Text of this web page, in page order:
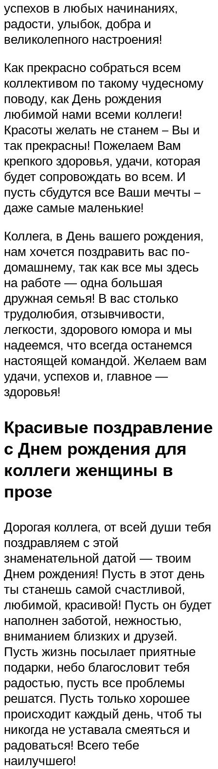
успехов в любых начинаниях,
радости, улыбок, добра и
великолепного настроения!
Как прекрасно собраться всем
коллективом по такому чудесному
поводу, как День рождения
любимой нами всеми коллеги!
Красоты желать не станем – Вы и
так прекрасны! Пожелаем Вам
крепкого здоровья, удачи, которая
будет сопровождать во всем. И
пусть сбудутся все Ваши мечты –
даже самые маленькие!
Коллега, в День вашего рождения,
нам хочется поздравить вас по-
домашнему, так как все мы здесь
на работе — одна большая
дружная семья! В вас столько
трудолюбия, отзывчивости,
легкости, здорового юмора и мы
надеемся, что всегда останемся
настоящей командой. Желаем вам
удачи, успехов и, главное —
здоровья!
Красивые поздравление
с Днем рождения для
коллеги женщины в
прозе
Дорогая коллега, от всей души тебя
поздравляем с этой
знаменательной датой — твоим
Днем рождения! Пусть в этот день
ты станешь самой счастливой,
любимой, красивой! Пусть он будет
наполнен заботой, нежностью,
вниманием близких и друзей.
Пусть жизнь посылает приятные
подарки, небо благословит тебя
радостью, пусть все проблемы
решатся. Пусть только хорошее
происходит каждый день, чтоб ты
никогда не уставала смеяться и
радоваться! Всего тебе
наилучшего!